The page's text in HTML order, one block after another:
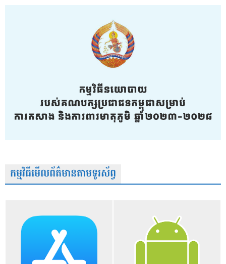
កម្មវិធីមើលព័ត៌មានតាមទូរស័ព្វ